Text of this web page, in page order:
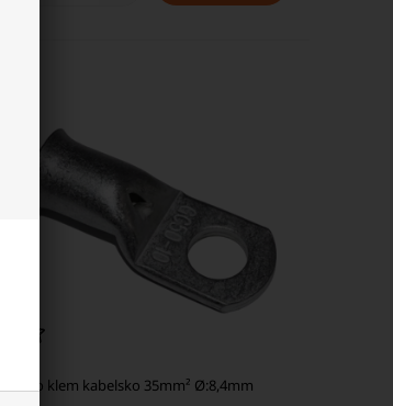
Raco klem kabelsko 35mm² Ø:8,4mm